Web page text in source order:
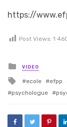
https://
Post Views: 1
Posted in
VIDEO
Tagged with
ecole efpp
psychologue